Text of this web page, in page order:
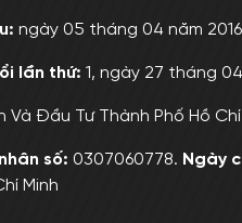
ngày 05 tháng 04 năm
lần thứ: 1, ngày 27 tháng
Và Đầu Tư Thành Phố Hồ Chí
số: 0307060778. Ngày
Minh